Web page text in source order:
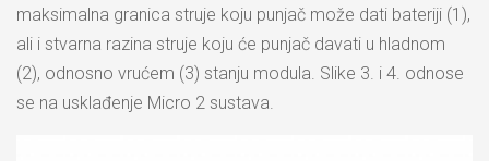
maksimalna granica struje koju punjač može dati bateriji (1),
ali i stvarna razina struje koju će punjač davati u hladnom
(2), odnosno vrućem (3) stanju modula. Slike 3. i 4. odnose
se na usklađenje Micro 2 sustava.